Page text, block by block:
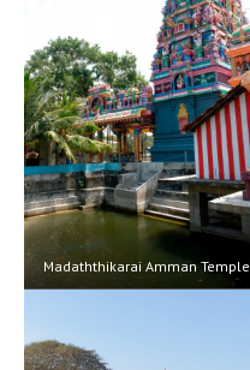
Madaththikarai Amman Temple